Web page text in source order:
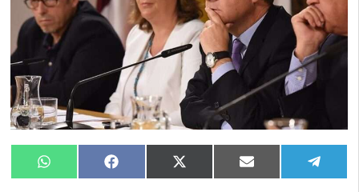
Compartir
en
WhatsAppCompartir
en
FacebookCompartir
en
X
(Twitter)
Compartir
en
Email
en